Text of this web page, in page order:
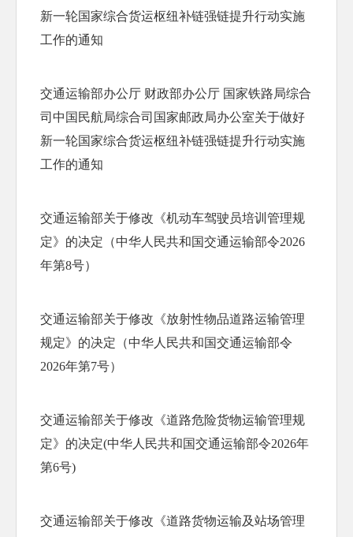
新一轮国家综合货运枢纽补链强链提升行动实施
工作的通知
交通运输部办公厅 财政部办公厅 国家铁路局综合
司中国民航局综合司国家邮政局办公室关于做好
新一轮国家综合货运枢纽补链强链提升行动实施
工作的通知
交通运输部关于修改《机动车驾驶员培训管理规
定》的决定（中华人民共和国交通运输部令2026
年第8号）
交通运输部关于修改《放射性物品道路运输管理
规定》的决定（中华人民共和国交通运输部令
2026年第7号）
交通运输部关于修改《道路危险货物运输管理规
定》的决定(中华人民共和国交通运输部令2026年
第6号)
交通运输部关于修改《道路货物运输及站场管理